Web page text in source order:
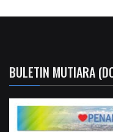
BULETIN MUTIARA